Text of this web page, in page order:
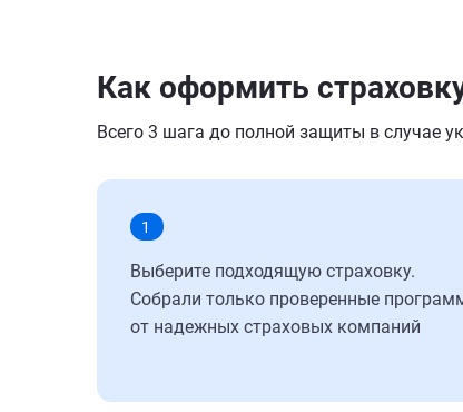
Как оформить
Всего 3 шага до полной защиты в случае
1
Выберите подходящую страховку.
Собрали только проверенные
от надежных страховых компаний